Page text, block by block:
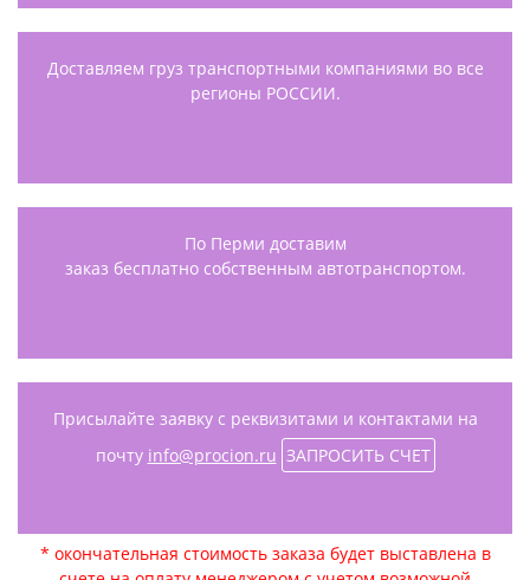
Доставляем груз транспортными компаниями во все
регионы РОССИИ.
По Перми доставим
заказ бесплатно собственным автотранспортом.
Присылайте заявку с реквизитами и контактами на
почту info@procion.ru ЗАПРОСИТЬ СЧЕТ
* окончательная стоимость заказа будет выставлена в